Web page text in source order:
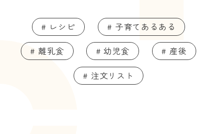
# レシピ # 子育てあるある
# 離乳食 # 幼児食 # 産後
# 注文リスト